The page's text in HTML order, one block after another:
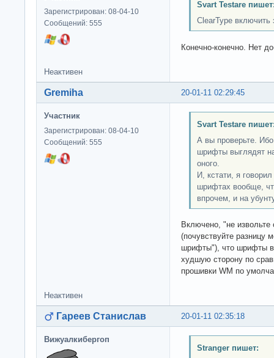
Зарегистрирован: 08-04-10
Сообщений: 555
Svart Testare
ClearType включить
Конечно-конечно. Нет
Неактивен
20-01-11 02:29:45
Gremiha
Участник
Зарегистрирован: 08-04-10
Сообщений: 555
Svart Testare
А вы проверьте.
шрифты выглядят
оного.
И, кстати, я
шрифтах вообще,
впрочем, и на
Включено, "не
(почувствуйте разницу
шрифты"), что шрифты в
худшую сторону по
прошивки WM по
Неактивен
20-01-11 02:35:18
Гареев Станислав
Вижуалкибергоп
Stranger пишет: